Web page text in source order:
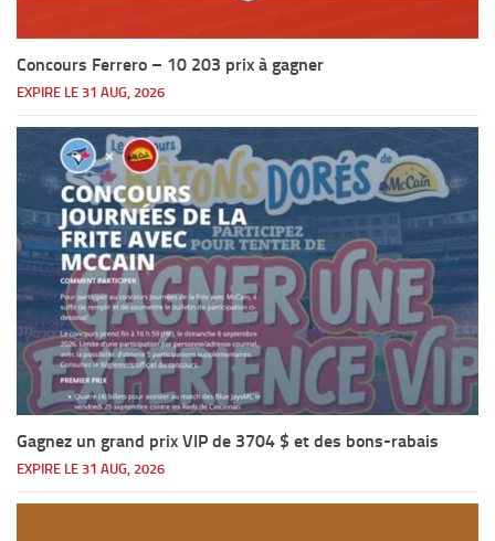
Concours Ferrero – 10 203 prix à gagner
EXPIRE LE 31 AUG, 2026
Gagnez un grand prix VIP de 3704 $ et des bons-rabais
EXPIRE LE 31 AUG, 2026